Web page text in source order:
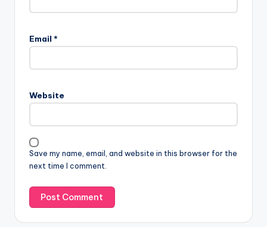
Email *
Website
Save my name, email, and website in this browser for the
next time I comment.